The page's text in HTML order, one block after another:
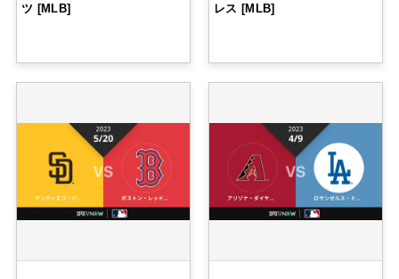
ツ [MLB]
レス [MLB]